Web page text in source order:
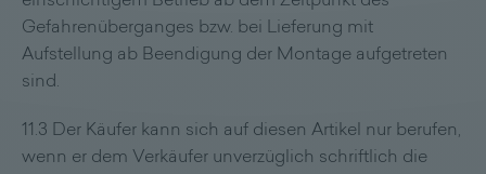
Gefahrenüberganges bzw. bei Lieferung mit
Aufstellung ab Beendigung der Montage aufgetreten
sind.
11.3 Der Käufer kann sich auf diesen Artikel nur berufen,
wenn er dem Verkäufer unverzüglich schriftlich die